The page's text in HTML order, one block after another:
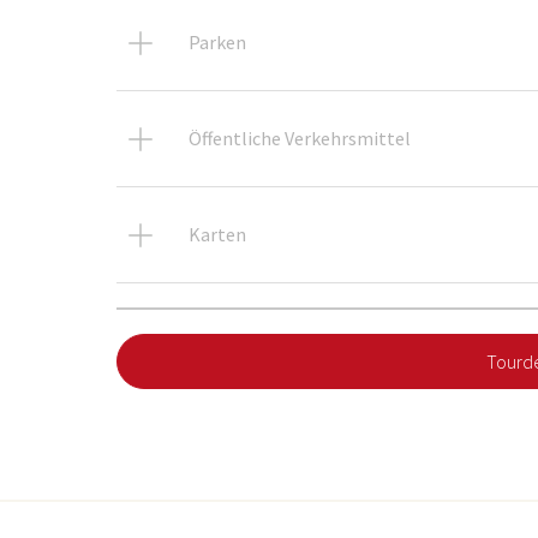
Parken
Öffentliche Verkehrsmittel
Karten